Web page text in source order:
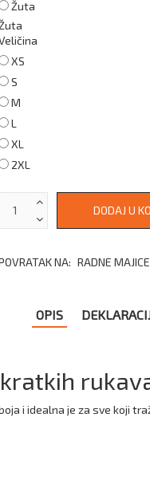
Žuta
XS
S
M
L
XL
2XL
NA: RADNE MAJICE
OPIS
i idealna je za sve koji